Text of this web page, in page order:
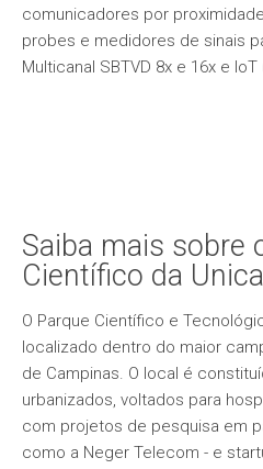
comunicadores por
probes e medidores de sinais
Multicanal SBTVD 8x e 16x e
Saiba mais sobre
Científico da
O Parque Científico e
localizado dentro do maior
de Campinas. O local é
urbanizados, voltados para
com projetos de pesquisa em
como a Neger Telecom - e